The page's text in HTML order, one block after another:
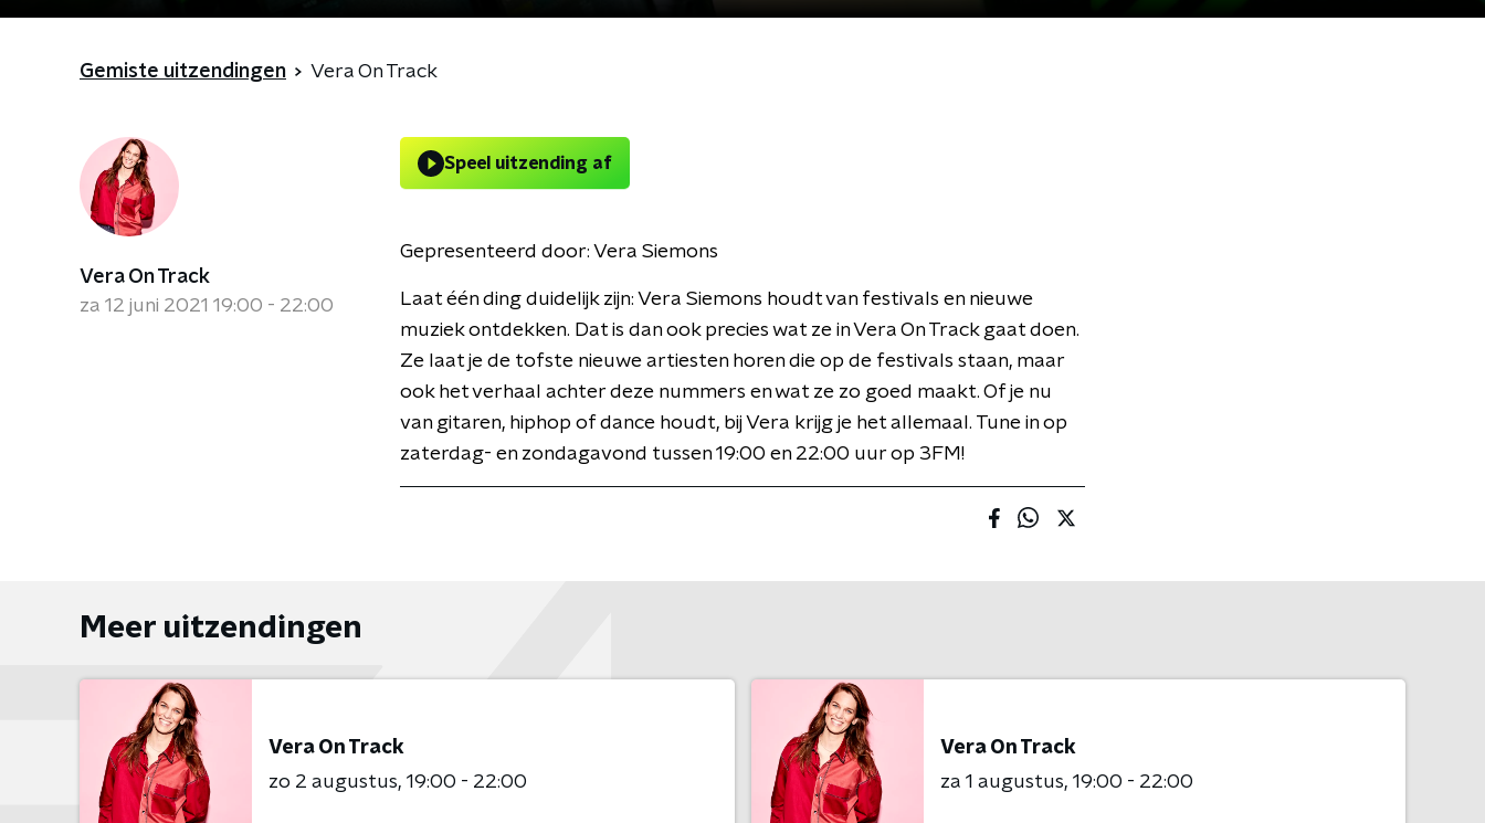
Gemiste uitzendingen Vera On Track
Vera On Track
za 12 juni 2021 19:00 - 22:00
Speel uitzending af
Gepresenteerd door: Vera Siemons
Laat één ding duidelijk zijn: Vera Siemons houdt van festivals en nieuwe
muziek ontdekken. Dat is dan ook precies wat ze in Vera On Track gaat doen.
Ze laat je de tofste nieuwe artiesten horen die op de festivals staan, maar
ook het verhaal achter deze nummers en wat ze zo goed maakt. Of je nu
van gitaren, hiphop of dance houdt, bij Vera krijg je het allemaal. Tune in op
zaterdag- en zondagavond tussen 19:00 en 22:00 uur op 3FM!
Meer uitzendingen
Vera On Track
zo 2 augustus 19:00 - 22:00
Vera On Track
za 1 augustus 19:00 - 22:00